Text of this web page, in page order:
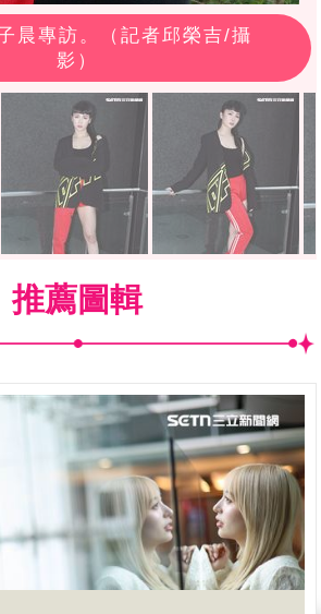
晨專訪。（記者邱榮吉/攝
影）
推薦圖輯